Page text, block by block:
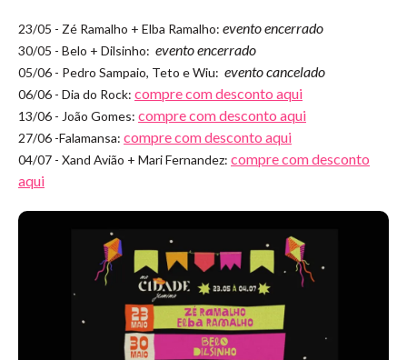
23/05 - Zé Ramalho + Elba Ramalho: evento encerrado
30/05 - Belo + Dilsinho: evento encerrado
05/06 - Pedro Sampaio, Teto e Wiu: evento cancelado
06/06 - Dia do Rock: compre com desconto aqui
13/06 - João Gomes: compre com desconto aqui
27/06 -Falamansa: compre com desconto aqui
04/07 - Xand Avião + Mari Fernandez: compre com desconto
aqui